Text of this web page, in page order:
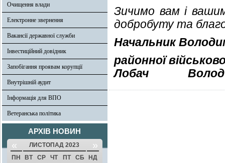
Очищення влади
Електронне звернення
Вакансії державної служби
Інвестиційний довідник
Запобігання проявам корупції
Внутрішній аудит
Інформація для ВПО
Ветеранська політика
АРХІВ НОВИН
« ЛИСТОПАД 2023 »
ПН ВТ СР ЧТ ПТ СБ
НД
Зичимо вам і
добробуту та
Начальник
районної
Лобач